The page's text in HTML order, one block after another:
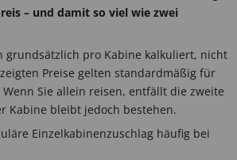
– und damit so viel wie zwei
grundsätzlich pro Kabine kalkuliert, nicht
Preise gelten standardmäßig für
Sie allein reisen, entfällt die zweite
Kabine bleibt jedoch bestehen.
Einzelkabinenzuschlag häufig bei